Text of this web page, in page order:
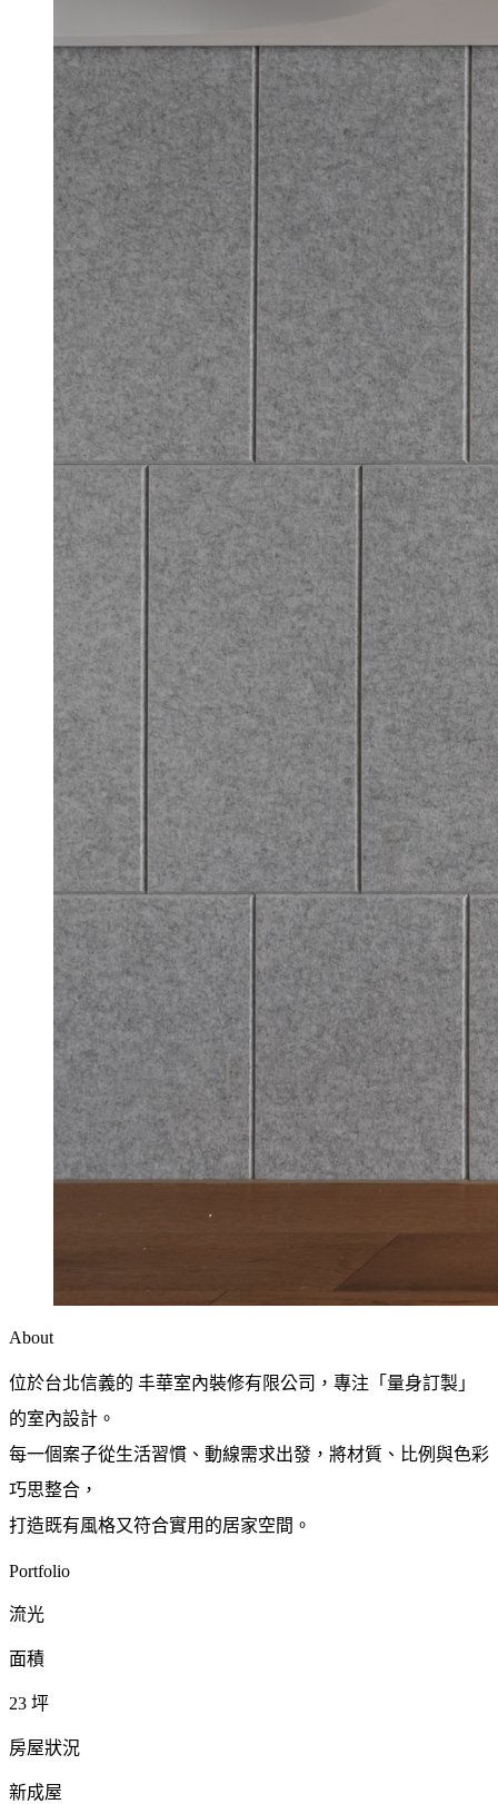
About
位於台北信義的 丰華室內裝修有限公司，專注「量身訂製」
的室內設計。
每一個案子從生活習慣、動線需求出發，將材質、比例與色彩
巧思整合，
打造既有風格又符合實用的居家空間。
Portfolio
流光
面積
23 坪
房屋狀況
新成屋